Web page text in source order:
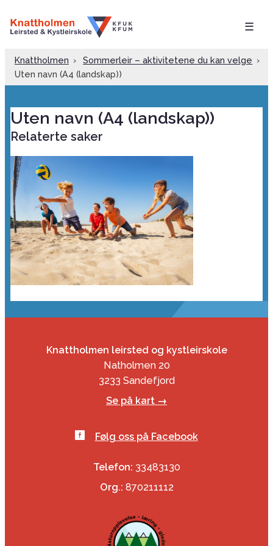
☰
Knattholmen › Sommerleir – aktivitetene du kan velge ›
Uten navn (A4 (landskap))
Uten navn (A4 (landskap))
Relaterte saker
Knattholmen leirsted og kystleirskole
Natholmen 20
3233 Sandefjord
Se på kart →
Følg oss på Facebook
Telefon: 33483130
Org.: 870211112